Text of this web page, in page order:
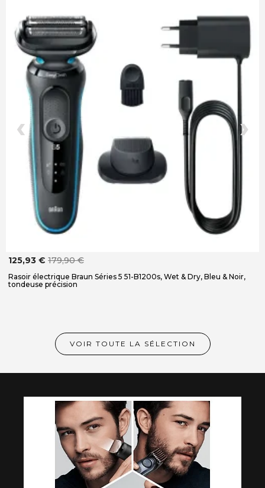
125,93 € 179,90 €
Rasoir électrique Braun Séries 5 51-B1200s, Wet & Dry, Bleu & Noir,
tondeuse précision
‹ ›
VOIR TOUTE LA SÉLECTION